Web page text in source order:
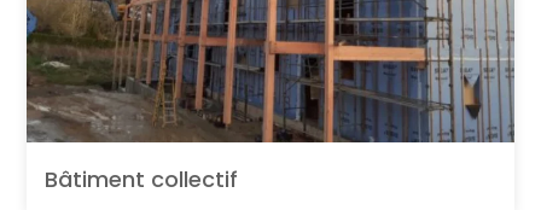
Bâtiment collectif